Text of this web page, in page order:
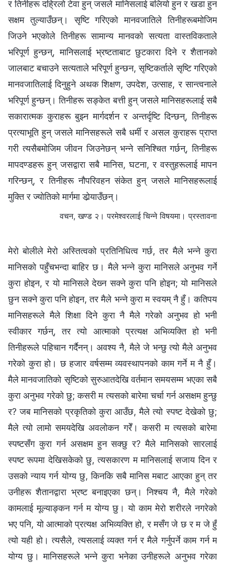
र तिनीहरू दह्रिलो टेवा हुन् जसले मानिसलाई बलियो हुन र खडा हुन
सक्षम तुल्याउँछन्। सृष्‍टि गरिएको मानवजातिले तिनीहरूबमोजिम
जिउने भएकोले तिनीहरू सामान्य मानवको सत्यता वास्तविकताले
भरिपूर्ण हुन्छन्, मानिसलाई भ्रष्‍टताबाट छुटकारा दिने र शैतानको
जालबाट बचाउने सत्यताले भरिपूर्ण हुन्छन, सृष्‍टिकर्ताले सृष्‍टि गरिएको
मानवजातिलाई दिनुहुने अथक शिक्षण, उपदेश, उत्साह, र सान्त्वनाले
भरिपूर्ण हुन्छन्। तिनीहरू सङ्‍केत बत्ती हुन् जसले मानिसहरूलाई सबै
सकारात्मक कुराहरू बुझ्‍न मार्गदर्शन र अन्तर्दृष्टि दिन्छन्, तिनीहरू
प्रत्याभूति हुन् जसले मानिसहरूले सबै धर्मी र असल कुराहरू प्राप्‍त
गरी त्यसैबमोजिम जीवन जिउनेछन् भन्‍ने सनिश्चित गर्छन्, तिनीहरू
मापदण्डहरू हुन् जसद्वारा सबै मानिस, घटना, र वस्तुहरूलाई मापन
गरिन्छन्, र तिनीहरू नौपरिवहन संकेत हुन् जसले मानिसहरूलाई
मुक्ति र ज्योतिको मार्गमा डोर्‍याउँछन्।
वचन, खण्ड २। परमेश्‍वरलाई चिन्‍ने विषयमा। प्रस्तावना
मेरो बोलीले मेरो अस्तित्वको प्रतिनिधित्व गर्छ, तर मैले भन्‍ने कुरा
मानिसको पहुँचभन्दा बाहिर छ। मैले भन्‍ने कुरा मानिसले अनुभव गर्ने
कुरा होइन, र यो मानिसले देख्‍न सक्‍ने कुरा पनि होइन; यो मानिसले
छुन सक्‍ने कुरा पनि होइन, तर मैले भन्‍ने कुरा म स्‍वयम्‌ नै हुँ। कतिपय
मानिसहरूले मैले शिक्षा दिने कुरा नै मैले गरेको अनुभव हो भनी
स्वीकार गर्छन्, तर त्यो आत्माको प्रत्यक्ष अभिव्यक्ति हो भनी
तिनीहरूले पहिचान गर्दैनन्। अवश्‍य नै, मैले जे भन्छु त्यो मैले अनुभव
गरेको कुरा हो। छ हजार वर्षसम्म व्यवस्थापनको काम गर्ने म नै हुँ।
मैले मानवजातिको सृष्‍टिको सुरुआतदेखि वर्तमान समयसम्म भएका सबै
कुरा अनुभव गरेको छु; कसरी म त्यसको बारेमा चर्चा गर्न असक्षम हुन्छु
र? जब मानिसको प्रकृतिको कुरा आउँछ, मैले त्यो स्पष्‍ट देखेको छु;
मैले त्यो लामो समयदेखि अवलोकन गरेँ। कसरी म त्यसको बारेमा
स्पष्‍टसँग कुरा गर्न असक्षम हुन सक्छु र? मैले मानिसको सारलाई
स्पष्‍ट रूपमा देखिसकेको छु, त्यसकारण म मानिसलाई सजाय दिन र
उसको न्याय गर्न योग्य छु, किनकि सबै मानिस मबाट आएका हुन् तर
उनीहरू शैतानद्वारा भ्रष्‍ट बनाइएका छन्। निश्‍चय नै, मैले गरेको
कामलाई मूल्याङ्कन गर्न म योग्य छु। यो काम मेरो शरीरले नगरेको
भए पनि, यो आत्माको प्रत्यक्ष अभिव्यक्ति हो, र मसँग जे छ र म जे हुँ
त्यो यही हो। त्यसैले, त्यसलाई व्यक्त गर्न र मैले गर्नुपर्ने काम गर्न म
योग्य छु। मानिसहरूले भन्‍ने कुरा भनेका उनीहरूले अनुभव गरेका